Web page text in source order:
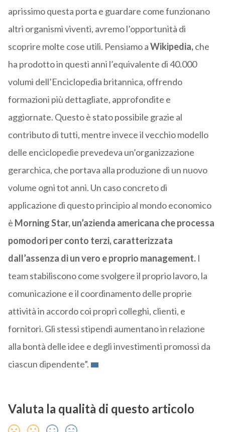
aprissimo questa porta e guardare come funzionano
altri organismi viventi, avremo l’opportunità di
scoprire molte cose utili. Pensiamo aWikipedia,che
ha prodotto in questi anni l’equivalente di 40.000
volumi dell’Enciclopedia britannica, offrendo
formazioni più dettagliate, approfondite e
aggiornate. Questo è stato possibile grazie al
contributo di tutti, mentre invece il vecchio modello
delle enciclopedie prevedeva un’organizzazione
gerarchica, che portava alla produzione di un nuovo
volume ogni tot anni. Un caso concreto di
applicazione di questo principio al mondo economico
è Morning Star, un’azienda americana che processa
pomodori per conto terzi, caratterizzata
dall’assenza di un vero e proprio management.I
team stabiliscono come svolgere il proprio lavoro, la
comunicazione e il coordinamento delle proprie
attività in accordo coi propri colleghi, clienti, e
fornitori. Gli stessi stipendi aumentano in relazione
alla bontà delle idee e degli investimenti promossi da
ciascun dipendente”.
Valuta la qualità di questo articolo